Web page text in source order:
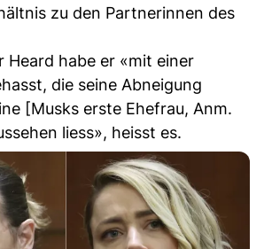
zu den Partnerinnen des
Heard habe er «mit einer
die seine Abneigung
[Musks erste Ehefrau, Anm.
liess», heisst es.